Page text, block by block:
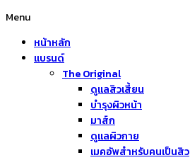
Menu
หน้าหลัก
แบรนด์
The Original
ดูแลสิวเสี้ยน
บำรุงผิวหน้า
มาส์ก
ดูแลผิวกาย
เมคอัพสำหรับคนเป็นสิว